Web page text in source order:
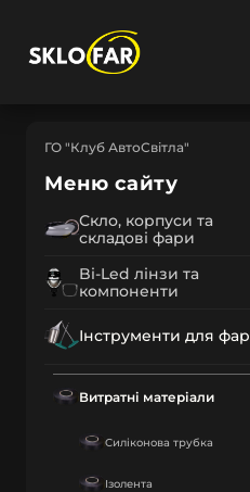
ГО "Клуб АвтоСвітла"
Меню сайту
Скло, корпуси та
складові фари
Bi-Led лінзи та
компоненти
Інструменти для фар
Витратні матеріали
Cиліконова трубка
Ізолента